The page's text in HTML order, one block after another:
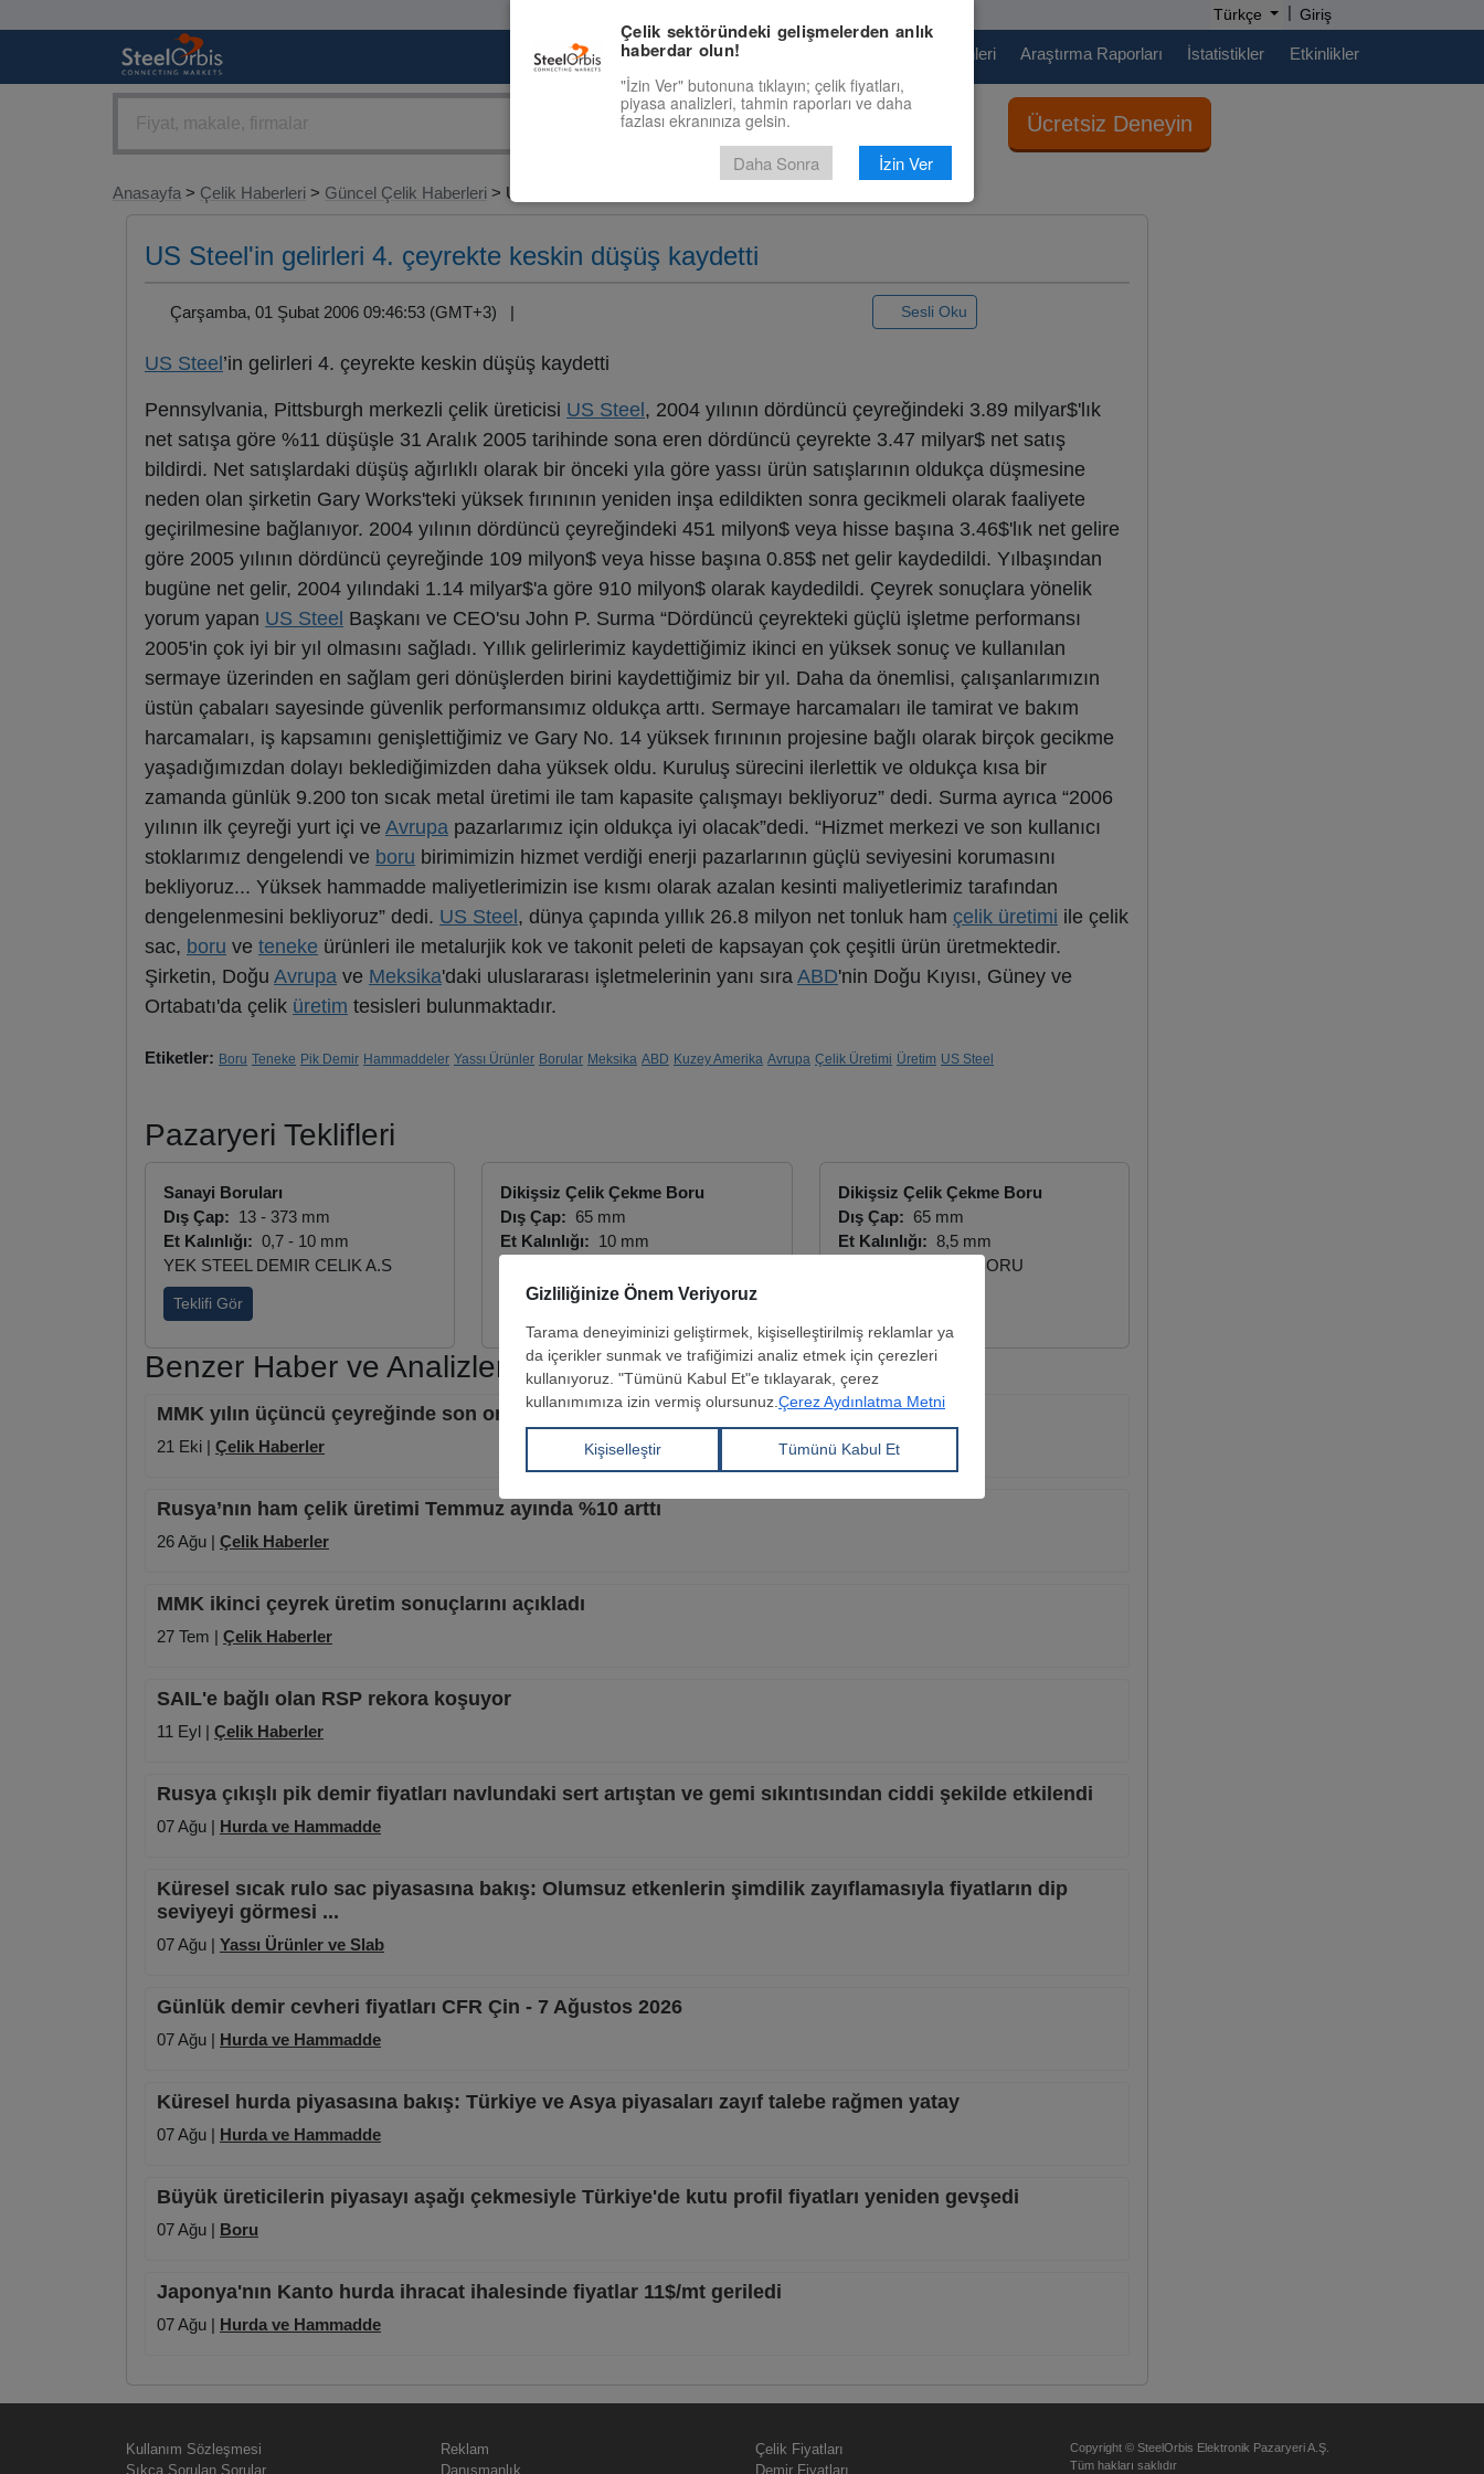
Türkçe | Giriş
Pazaryeri Fiyat Tahminleri Araştırma Raporları İstatistikler Etkinlikler
Ücretsiz Deneyin
Anasayfa > Çelik Haberleri > Güncel Çelik Haberleri > US...
US Steel'in gelirleri 4. çeyrekte keskin düşüş kaydetti
Çarşamba, 01 Şubat 2006 09:46:53 (GMT+3) | Sesli Oku
US Steel ’in gelirleri 4. çeyrekte keskin düşüş kaydetti
Pennsylvania, Pittsburgh merkezli çelik üreticisi US Steel , 2004 yılının dördüncü çeyreğindeki 3.89 milyar$'lık
net satışa göre %11 düşüşle 31 Aralık 2005 tarihinde sona eren dördüncü çeyrekte 3.47 milyar$ net satış
bildirdi. Net satışlardaki düşüş ağırlıklı olarak bir önceki yıla göre yassı ürün satışlarının oldukça düşmesine
neden olan şirketin Gary Works'teki yüksek fırınının yeniden inşa edildikten sonra gecikmeli olarak faaliyete
geçirilmesine bağlanıyor. 2004 yılının dördüncü çeyreğindeki 451 milyon$ veya hisse başına 3.46$'lık net gelire
göre 2005 yılının dördüncü çeyreğinde 109 milyon$ veya hisse başına 0.85$ net gelir kaydedildi. Yılbaşından
bugüne net gelir, 2004 yılındaki 1.14 milyar$'a göre 910 milyon$ olarak kaydedildi. Çeyrek sonuçlara yönelik
yorum yapan US Steel Başkanı ve CEO'su John P. Surma “Dördüncü çeyrekteki güçlü işletme performansı
2005'in çok iyi bir yıl olmasını sağladı. Yıllık gelirlerimiz kaydettiğimiz ikinci en yüksek sonuç ve kullanılan
sermaye üzerinden en sağlam geri dönüşlerden birini kaydettiğimiz bir yıl. Daha da önemlisi, çalışanlarımızın
üstün çabaları sayesinde güvenlik performansımız oldukça arttı. Sermaye harcamaları ile tamirat ve bakım
harcamaları, iş kapsamını genişlettiğimiz ve Gary No. 14 yüksek fırınının projesine bağlı olarak birçok gecikme
yaşadığımızdan dolayı beklediğimizden daha yüksek oldu. Kuruluş sürecini ilerlettik ve oldukça kısa bir
zamanda günlük 9.200 ton sıcak metal üretimi ile tam kapasite çalışmayı bekliyoruz” dedi. Surma ayrıca “2006
yılının ilk çeyreği yurt içi ve Avrupa pazarlarımız için oldukça iyi olacak”dedi. “Hizmet merkezi ve son kullanıcı
stoklarımız dengelendi ve boru birimimizin hizmet verdiği enerji pazarlarının güçlü seviyesini korumasını
bekliyoruz... Yüksek hammadde maliyetlerimizin ise kısmı olarak azalan kesinti maliyetlerimiz tarafından
dengelenmesini bekliyoruz” dedi. US Steel , dünya çapında yıllık 26.8 milyon net tonluk ham çelik üretimi ile çelik
sac, boru ve teneke ürünleri ile metalurjik kok ve takonit peleti de kapsayan çok çeşitli ürün üretmektedir.
Şirketin, Doğu Avrupa ve Meksika'daki uluslararası işletmelerinin yanı sıra ABD'nin Doğu Kıyısı, Güney ve
Ortabatı'da çelik üretim tesisleri bulunmaktadır.
Etiketler: Boru Teneke Pik Demir Hammaddeler Yassı Ürünler Borular Meksika ABD Kuzey Amerika Avrupa Çelik Üretimi Üretim US Steel
Pazaryeri Teklifleri
Sanayi Boruları
Dış Çap: 13 - 373 mm
Et Kalınlığı: 0,7 - 10 mm
YEK STEEL DEMIR CELIK A.S
Teklifi Gör
Dikişsiz Çelik Çekme Boru
Dış Çap: 65 mm
Et Kalınlığı: 10 mm
Teklifi Gör
Dikişsiz Çelik Çekme Boru
Dış Çap: 65 mm
Et Kalınlığı: 8,5 mm
ANADOLU ÇELİK BORU
Benzer Haber ve Analizler
MMK yılın üçüncü çeyreğinde son on iki ayın en yüksek üretim seviyesine ulaştı
21 Eki | Çelik Haberler
Rusya’nın ham çelik üretimi Temmuz ayında %10 arttı
26 Ağu | Çelik Haberler
MMK ikinci çeyrek üretim sonuçlarını açıkladı
27 Tem | Çelik Haberler
SAIL'e bağlı olan RSP rekora koşuyor
11 Eyl | Çelik Haberler
Rusya çıkışlı pik demir fiyatları navlundaki sert artıştan ve gemi sıkıntısından ciddi şekilde etkilendi
07 Ağu | Hurda ve Hammadde
Küresel sıcak rulo sac piyasasına bakış: Olumsuz etkenlerin şimdilik zayıflamasıyla fiyatların dip
seviyeyi görmesi ...
07 Ağu | Yassı Ürünler ve Slab
Günlük demir cevheri fiyatları CFR Çin - 7 Ağustos 2026
07 Ağu | Hurda ve Hammadde
Küresel hurda piyasasına bakış: Türkiye ve Asya piyasaları zayıf talebe rağmen yatay
07 Ağu | Hurda ve Hammadde
Büyük üreticilerin piyasayı aşağı çekmesiyle Türkiye'de kutu profil fiyatları yeniden gevşedi
07 Ağu | Boru
Japonya'nın Kanto hurda ihracat ihalesinde fiyatlar 11$/mt geriledi
07 Ağu | Hurda ve Hammadde
Kullanım Sözleşmesi
Sıkça Sorulan Sorular
Reklam
Danışmanlık
Çelik Fiyatları
Demir Fiyatları
Copyright © SteelOrbis Elektronik Pazaryeri A.Ş.
Tüm hakları saklıdır
Çelik sektöründeki gelişmelerden anlık
haberdar olun!
"İzin Ver" butonuna tıklayın; çelik fiyatları,
piyasa analizleri, tahmin raporları ve daha
fazlası ekranınıza gelsin.
Daha Sonra İzin Ver